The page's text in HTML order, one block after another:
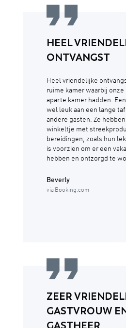
HEEL
ONTVANGST
Heel vriendelijke
ruime kamer waarbij onze
aparte kamer hadden.
wel leuk aan een lange
andere gasten. Ze
winkeltje met
bereidingen, zoals hun
is voorzien om er een
hebben en ontzorgd te
Beverly
via Booking.com
ZEER
GASTVROUW
GASTHEER